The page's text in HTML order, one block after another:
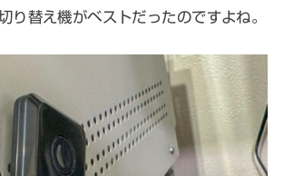
り替え機がベストだったのですよね。